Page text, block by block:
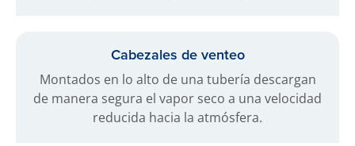
Cabezales de venteo
Montados en lo alto de una tubería descargan
de manera segura el vapor seco a una velocidad
reducida hacia la atmósfera.